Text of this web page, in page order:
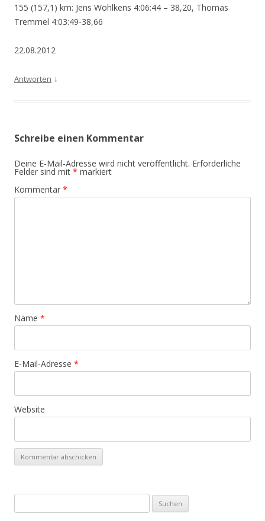
155 (157,1) km: Jens Wöhlkens 4:06:44 – 38,20, Thomas
Tremmel 4:03:49-38,66
22.08.2012
Antworten ↓
Schreibe einen Kommentar
Deine E-Mail-Adresse wird nicht veröffentlicht. Erforderliche
Felder sind mit * markiert
Kommentar *
Name *
E-Mail-Adresse *
Website
nach: